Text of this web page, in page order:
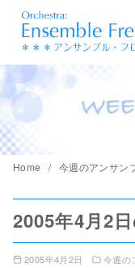
ツ
へ
移
Home 今週のアンサン
2005年4月2
2005年4月2日 今週の